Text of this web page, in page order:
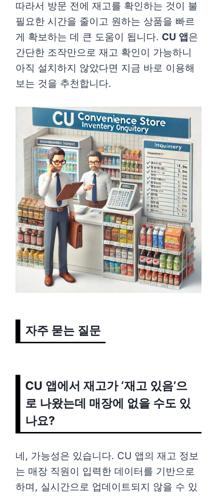
따라서 방문 전에 재고를 확인하는 것이 불
필요한 시간을 줄이고 원하는 상품을 빠르
게 확보하는 데 큰 도움이 됩니다. CU 앱은
간단한 조작만으로 재고 확인이 가능하니
아직 설치하지 않았다면 지금 바로 이용해
보는 것을 추천합니다.
자주 묻는 질문
CU 앱에서 재고가 ‘재고 있음’으
로 나왔는데 매장에 없을 수도 있
나요?
네, 가능성은 있습니다. CU 앱의 재고 정보
는 매장 직원이 입력한 데이터를 기반으로
하며, 실시간으로 업데이트되지 않을 수 있